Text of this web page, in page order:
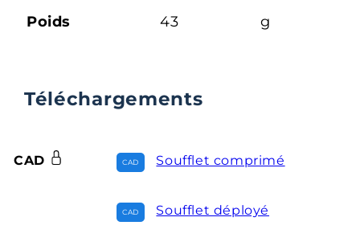
Poids 43 g
Téléchargements
CAD Soufflet comprimé
Soufflet déployé